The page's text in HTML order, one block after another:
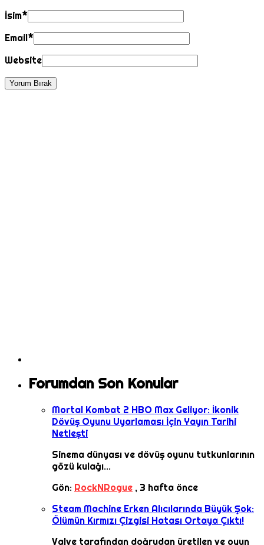
İsim*
Email*
Website
Forumdan Son Konular
Mortal Kombat 2 HBO Max Geliyor: İkonik
Dövüş Oyunu Uyarlaması İçin Yayın Tarihi
Netleşti
Sinema dünyası ve dövüş oyunu tutkunlarının
gözü kulağı...
Gön: RockNRogue , 3 hafta önce
Steam Machine Erken Alıcılarında Büyük Şok:
Ölümün Kırmızı Çizgisi Hatası Ortaya Çıktı!
Valve tarafından doğrudan üretilen ve oyun